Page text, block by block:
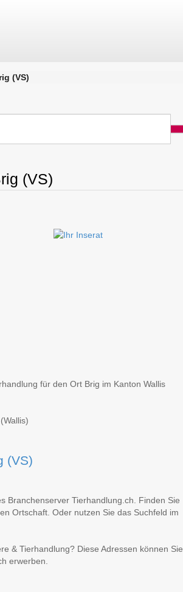
(VS)
(VS)
für den Ort Brig im Kanton Wallis
(VS)
Branchenserver Tierhandlung.ch. Finden Sie
Ortschaft. Oder nutzen Sie das Suchfeld im
& Tierhandlung? Diese Adressen können Sie
erwerben.